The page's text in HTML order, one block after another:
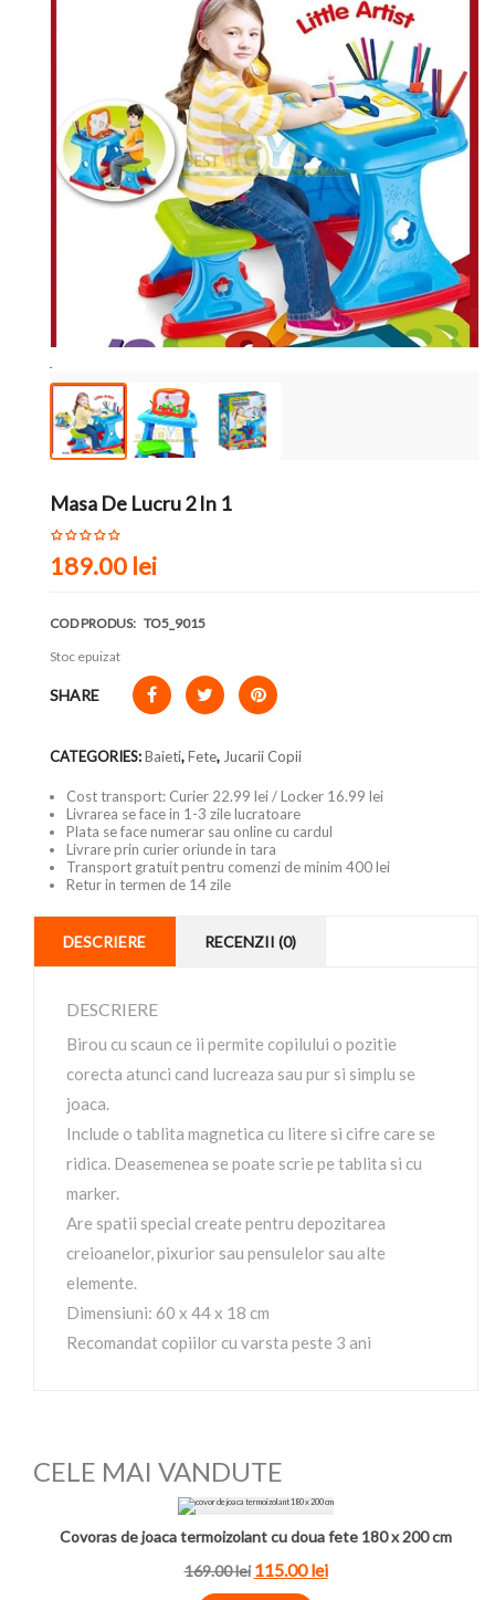
Masa De Lucru 2 In 1
189.00 lei
COD PRODUS: TO5_9015
Stoc epuizat
SHARE
CATEGORIES:Baieti,Fete, Jucarii Copii
Cost transport: Curier 22.99 lei / Locker 16.99 lei
Livrarea se face in 1-3 zile lucratoare
Plata se face numerar sau online cu cardul
Livrare prin curier oriunde in tara
Transport gratuit pentru comenzi de minim 400 lei
Retur in termen de 14 zile
DESCRIERE RECENZII (0)
DESCRIERE
Birou cu scaun ce ii permite copilului o pozitie
corecta atunci cand lucreaza sau pur si simplu se
joaca.
Include o tablita magnetica cu litere si cifre care se
ridica. Deasemenea se poate scrie pe tablita si cu
marker.
Are spatii special create pentru depozitarea
creioanelor, pixurior sau pensulelor sau alte
elemente.
Dimensiuni: 60 x 44 x 18 cm
Recomandat copiilor cu varsta peste 3 ani
CELE MAI VANDUTE
Covoras de joaca termoizolant cu doua fete 180 x 200 cm
169.00 lei 115.00 lei